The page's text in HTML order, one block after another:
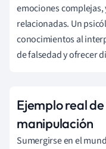
emociones complejas,
relacionadas. Un
conocimientos al
de falsedad y ofrecer
Ejemplo real
manipulación
Sumergirse en el